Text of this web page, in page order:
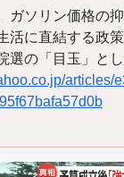
ガソリン価格の
活に直結する政
選の「目玉」とし
articles/